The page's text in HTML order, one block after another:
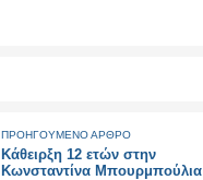
ΠΡΟΗΓΟΥΜΕΝΟ ΑΡΘΡΟ
Κάθειρξη 12 ετών στην
Κωνσταντίνα Μπουρμπούλια